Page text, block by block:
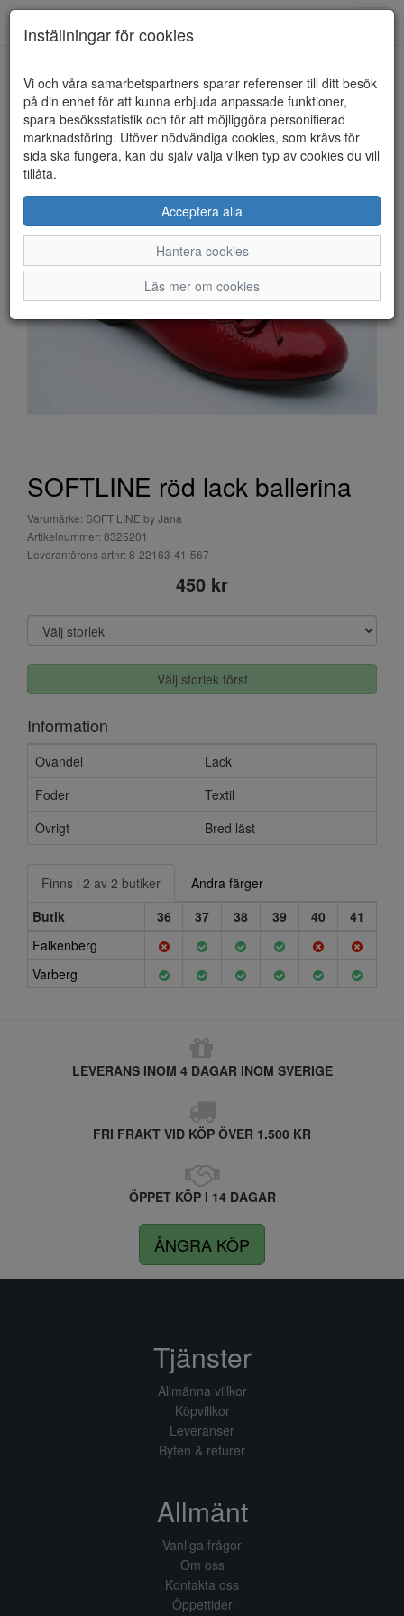
HEM SOFT LINE BY JANA
SOFTLINE röd lack ballerina
Varumärke: SOFT LINE by Jana
Artikelnummer: 8325201
Leverantörens artnr: 8-22163-41-567
450 kr
Välj storlek först
Information
Ovandel
Lack
Foder
Textil
Övrigt
Bred läst
Finns i 2 av 2 butiker
Andra färger
Butik
36 37 38 39 40
41
Falkenberg
Varberg
LEVERANS INOM 4 DAGAR INOM SVERIGE
FRI FRAKT VID KÖP ÖVER 1.500 KR
ÖPPET KÖP I 14 DAGAR
ÅNGRA KÖP
Inställningar för cookies
Vi och våra samarbetspartners sparar referenser till ditt besök
på din enhet för att kunna erbjuda anpassade funktioner,
spara besöksstatistik och för att möjliggöra personifierad
marknadsföring. Utöver nödvändiga cookies, som krävs för
sida ska fungera, kan du själv välja vilken typ av cookies du vill
tillåta.
Acceptera alla
Hantera cookies
Läs mer om cookies
Tjänster
Allmänna villkor
Köpvillkor
Leveranser
Byten & returer
Allmänt
Vanliga frågor
Om oss
Kontakta oss
Öppettider